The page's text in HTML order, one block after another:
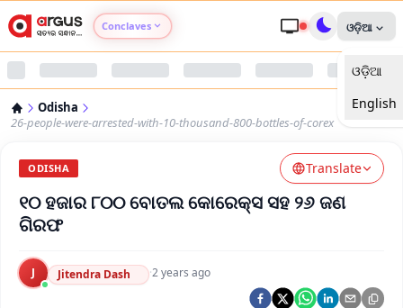
Conclaves
Argus Nari Shakti
Argus Health Connect
Argus Swaad Odisha
ଓଡ଼ିଆ
ଓଡ଼ିଆ
English
Odisha
26-people-were-arrested-with-10-thousand-800-bottles-of-corex
ODISHA Translate
୧୦ ହଜାର ୮୦୦ ବୋତଲ କୋରେକ୍ସ ସହ ୨୬ ଜଣ
ଗିରଫ
J Jitendra Dash ·2 years ago